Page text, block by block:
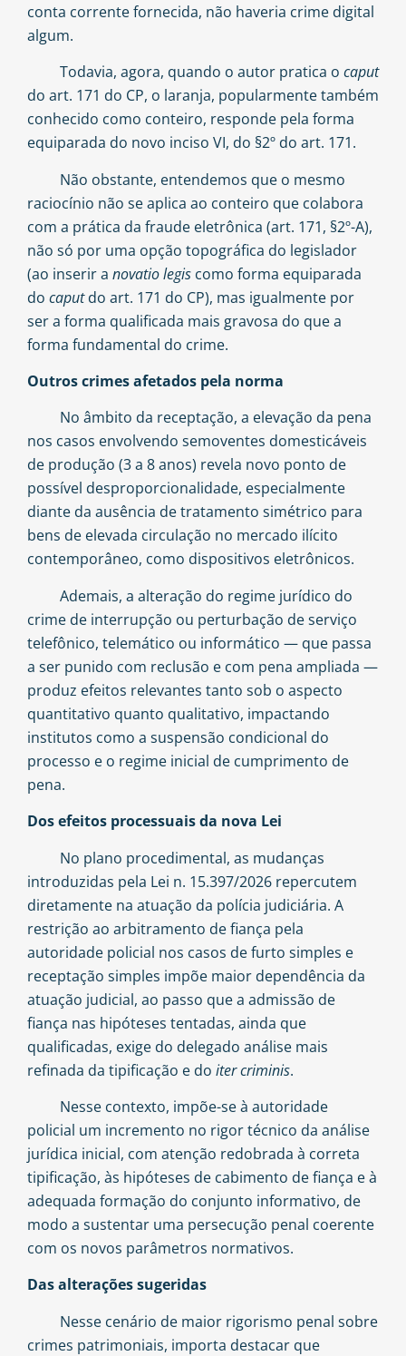
conta corrente fornecida, não haveria crime digital
algum.
Todavia, agora, quando o autor pratica o caput
do art. 171 do CP, o laranja, popularmente também
conhecido como conteiro, responde pela forma
equiparada do novo inciso VI, do §2º do art. 171.
Não obstante, entendemos que o mesmo
raciocínio não se aplica ao conteiro que colabora
com a prática da fraude eletrônica (art. 171, §2º-A),
não só por uma opção topográfica do legislador
(ao inserir a novatio legis como forma equiparada
do caputdo art. 171 do CP), mas igualmente por
ser a forma qualificada mais gravosa do que a
forma fundamental do crime.
Outros crimes afetados pela norma
No âmbito da receptação, a elevação da pena
nos casos envolvendo semoventes domesticáveis
de produção (3 a 8 anos) revela novo ponto de
possível desproporcionalidade, especialmente
diante da ausência de tratamento simétrico para
bens de elevada circulação no mercado ilícito
contemporâneo, como dispositivos eletrônicos.
Ademais, a alteração do regime jurídico do
crime de interrupção ou perturbação de serviço
telefônico, telemático ou informático — que passa
a ser punido com reclusão e com pena ampliada —
produz efeitos relevantes tanto sob o aspecto
quantitativo quanto qualitativo, impactando
institutos como a suspensão condicional do
processo e o regime inicial de cumprimento de
pena.
Dos efeitos processuais da nova Lei
No plano procedimental, as mudanças
introduzidas pela Lei n. 15.397/2026 repercutem
diretamente na atuação da polícia judiciária. A
restrição ao arbitramento de fiança pela
autoridade policial nos casos de furto simples e
receptação simples impõe maior dependência da
atuação judicial, ao passo que a admissão de
fiança nas hipóteses tentadas, ainda que
qualificadas, exige do delegado análise mais
refinada da tipificação e do iter criminis.
Nesse contexto, impõe-se à autoridade
policial um incremento no rigor técnico da análise
jurídica inicial, com atenção redobrada à correta
tipificação, às hipóteses de cabimento de fiança e à
adequada formação do conjunto informativo, de
modo a sustentar uma persecução penal coerente
com os novos parâmetros normativos.
Das alterações sugeridas
Nesse cenário de maior rigorismo penal sobre
crimes patrimoniais, importa destacar que